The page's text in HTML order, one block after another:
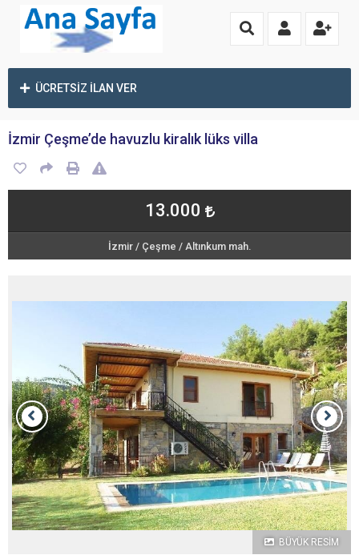
ÜCRETSİZ İLAN VER
İzmir Çeşme’de havuzlu kiralık lüks villa
13.000
İzmir/ Çeşme / Altınkum mah.
BÜYÜK RESİM